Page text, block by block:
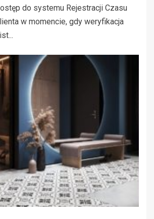
do systemu Rejestracji Czasu
w momencie, gdy weryfikacja